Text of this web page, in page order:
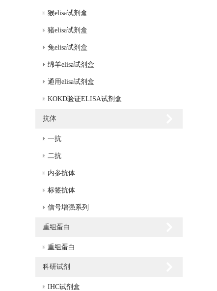
猴elisa试剂盒
猪elisa试剂盒
兔elisa试剂盒
绵羊elisa试剂盒
通用elisa试剂盒
KOKD验证ELISA试剂盒
抗体
一抗
二抗
内参抗体
标签抗体
信号增强系列
重组蛋白
重组蛋白
科研试剂
IHC试剂盒